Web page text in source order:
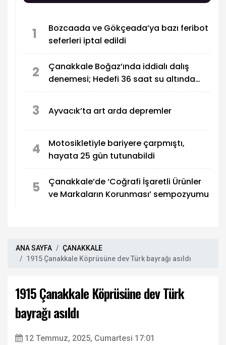
1
Bozcaada ve Gökçeada’ya bazı feribot
seferleri iptal edildi
2
Çanakkale Boğaz’ında iddialı dalış
denemesi; Hedefi 36 saat su altında
3 Ayvacık’ta art arda depremler
4
Motosikletiyle bariyere çarpmıştı,
hayata 25 gün tutunabildi
5
Çanakkale’de ‘Coğrafi İşaretli Ürünler
ve Markaların Korunması’ sempozyumu
ANA SAYFA
ÇANAKKALE
1915 Çanakkale Köprüsüne dev Türk bayrağı asıldı
1915 Çanakkale Köprüsüne dev Türk
bayrağı asıldı
12 Temmuz, 2025, Cumartesi 17:01